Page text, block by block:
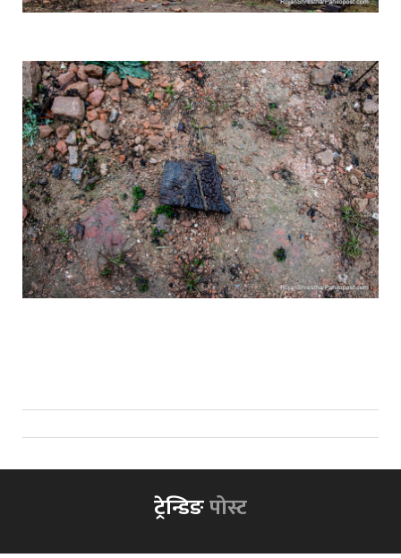
ट्रेन्डिङपोस्ट